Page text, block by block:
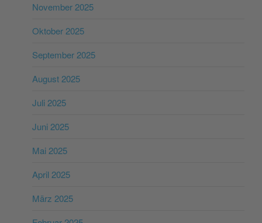
November 2025
Oktober 2025
September 2025
August 2025
Juli 2025
Juni 2025
Mai 2025
April 2025
März 2025